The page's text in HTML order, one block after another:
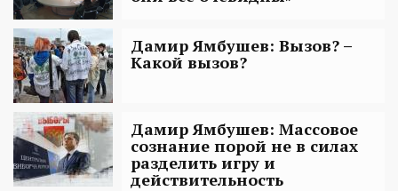
Дамир Ямбушев: Вызов? –
Какой вызов?
Дамир Ямбушев: Массовое
сознание порой не в силах
разделить игру и
действительность